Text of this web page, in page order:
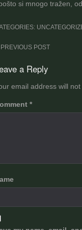
si mnogo tražen,
PREVIOUS POST
a Reply
email address will not
*